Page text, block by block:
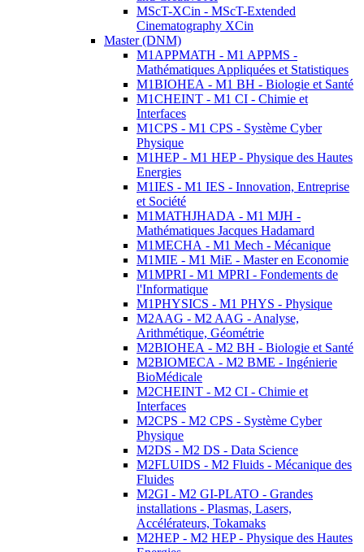
MScT-XCin - MScT-Extended
Cinematography XCin
Master (DNM)
M1APPMATH - M1 APPMS -
Mathématiques Appliquées et Statistiques
M1BIOHEA - M1 BH - Biologie et Santé
M1CHEINT - M1 CI - Chimie et
Interfaces
M1CPS - M1 CPS - Système Cyber
Physique
M1HEP - M1 HEP - Physique des Hautes
Energies
M1IES - M1 IES - Innovation, Entreprise
et Société
M1MATHJHADA - M1 MJH -
Mathématiques Jacques Hadamard
M1MECHA - M1 Mech - Mécanique
M1MIE - M1 MiE - Master en Economie
M1MPRI - M1 MPRI - Fondements de
l'Informatique
M1PHYSICS - M1 PHYS - Physique
M2AAG - M2 AAG - Analyse,
Arithmétique, Géométrie
M2BIOHEA - M2 BH - Biologie et Santé
M2BIOMECA - M2 BME - Ingénierie
BioMédicale
M2CHEINT - M2 CI - Chimie et
Interfaces
M2CPS - M2 CPS - Système Cyber
Physique
M2DS - M2 DS - Data Science
M2FLUIDS - M2 Fluids - Mécanique des
Fluides
M2GI - M2 GI-PLATO - Grandes
installations - Plasmas, Lasers,
Accélérateurs, Tokamaks
M2HEP - M2 HEP - Physique des Hautes